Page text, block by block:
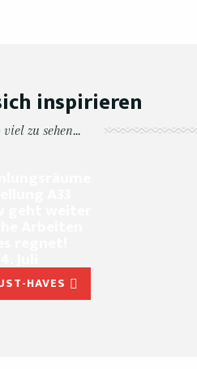
inspirieren
viel zu sehen...
HAVES